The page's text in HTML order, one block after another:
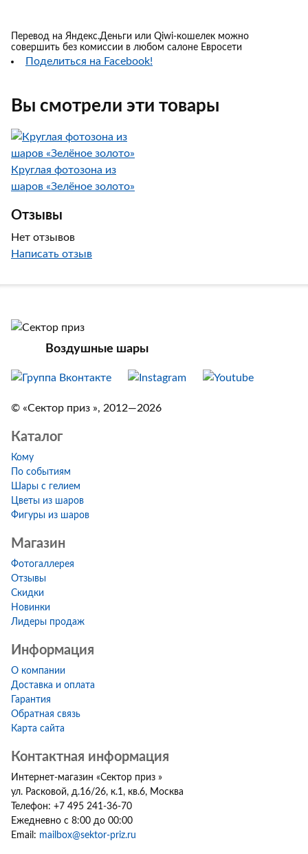
Перевод на Яндекс.Деньги или Qiwi-кошелек можно
совершить без комиссии в любом салоне Евросети
Поделиться на Facebook!
Вы смотрели эти товары
Круглая фотозона из
шаров «Зелёное золото»
Отзывы
Нет отзывов
Написать отзыв
Воздушные шары
© «Сектор приз », 2012—2026
Каталог
Кому
По событиям
Шары с гелием
Цветы из шаров
Фигуры из шаров
Магазин
Фотогаллерея
Отзывы
Скидки
Новинки
Лидеры продаж
Информация
О компании
Доставка и оплата
Гарантия
Обратная связь
Карта сайта
Контактная информация
Интернет-магазин «Сектор приз »
ул. Расковой, д.16/26, к.1, кв.6, Москва
Телефон: +7 495 241-36-70
Ежедневно с 8:00 до 00:00
Email: mailbox@sektor-priz.ru